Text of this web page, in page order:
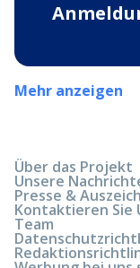
Mehr anzeigen
Über das Projekt
Unsere
Presse &
Kontaktieren Sie
Team